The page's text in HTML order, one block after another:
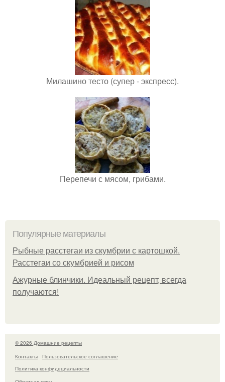
Милашино тесто (супер - экспресс).
Перепечи с мясом, грибами.
Популярные материалы
Рыбные расстегаи из скумбрии с картошкой.
Расстегаи со скумбрией и рисом
Ажурные блинчики. Идеальный рецепт, всегда
получаются!
© 2026 Домашние рецепты
Контакты
Пользовательское соглашение
Политика конфидециальности